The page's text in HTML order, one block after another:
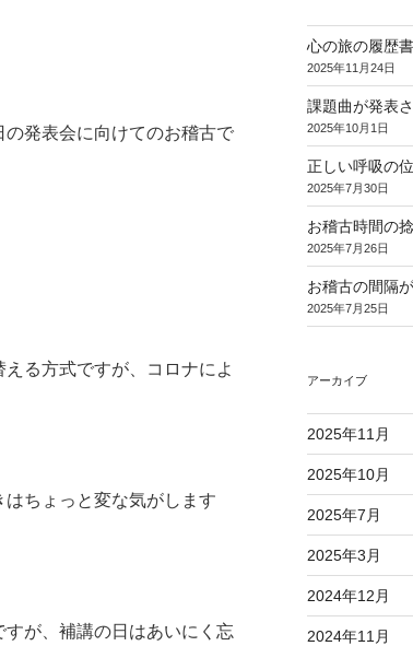
発表会に向けてのお稽古で
る方式ですが、コロナによ
ちょっと変な気がします
が、補講の日はあいにく忘
心の旅の履歴書
2025年11月24日
課題曲が発表
2025年10月1日
正しい呼吸の
2025年7月30日
お稽古時間の
2025年7月26日
お稽古の間隔
2025年7月25日
アーカイブ
2025年11月
2025年10月
2025年7月
2025年3月
2024年12月
2024年11月